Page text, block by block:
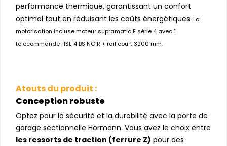
performance thermique, garantissant un confort
optimal tout en réduisant les coûts énergétiques. La
motorisation incluse moteur supramatic E série 4 avec 1
télécommande HSE 4 BS NOIR + rail court 3200 mm.
Atouts du produit :
Conception robuste
Optez pour la sécurité et la durabilité avec la porte de
garage sectionnelle Hörmann. Vous avez le choix entre
les ressorts de traction (ferrure Z) pour des